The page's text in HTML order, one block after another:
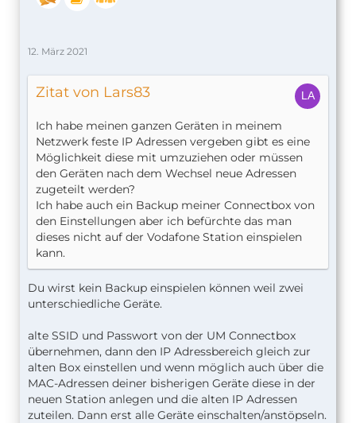
12. März 2021
Zitat von Lars83
Ich habe meinen ganzen Geräten in meinem
Netzwerk feste IP Adressen vergeben gibt es eine
Möglichkeit diese mit umzuziehen oder müssen
den Geräten nach dem Wechsel neue Adressen
zugeteilt werden?
Ich habe auch ein Backup meiner Connectbox von
den Einstellungen aber ich befürchte das man
dieses nicht auf der Vodafone Station einspielen
kann.
Du wirst kein Backup einspielen können weil zwei
unterschiedliche Geräte.
alte SSID und Passwort von der UM Connectbox
übernehmen, dann den IP Adressbereich gleich zur
alten Box einstellen und wenn möglich auch über die
MAC-Adressen deiner bisherigen Geräte diese in der
neuen Station anlegen und die alten IP Adressen
zuteilen. Dann erst alle Geräte einschalten/anstöpseln.